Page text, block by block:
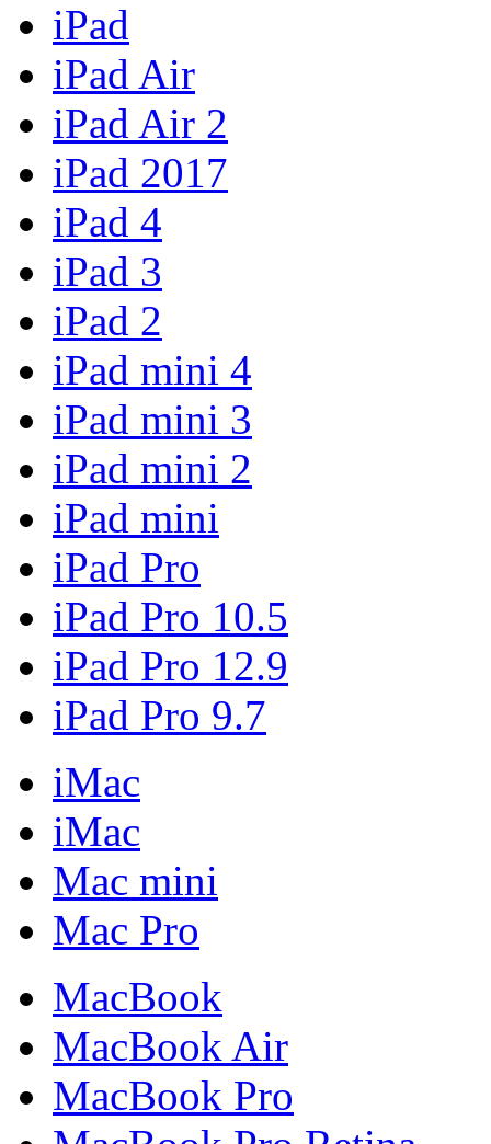
iPad
iPad Air
iPad Air 2
iPad 2017
iPad 4
iPad 3
iPad 2
iPad mini 4
iPad mini 3
iPad mini 2
iPad mini
iPad Pro
iPad Pro 10.5
iPad Pro 12.9
iPad Pro 9.7
iMac
iMac
Mac mini
Mac Pro
MacBook
MacBook Air
MacBook Pro